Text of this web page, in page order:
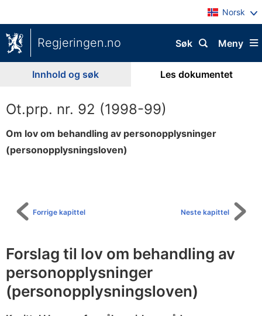
Norsk
Regjeringen.no Meny
Søk
Innhold og søk Les dokumentet
Ot.prp. nr. 92 (1998-99)
Om lov om behandling av personopplysninger
(personopplysningsloven)
Neste kapittel
Forrige kapittel
Forslag til lov om behandling av
personopplysninger
(personopplysningsloven)